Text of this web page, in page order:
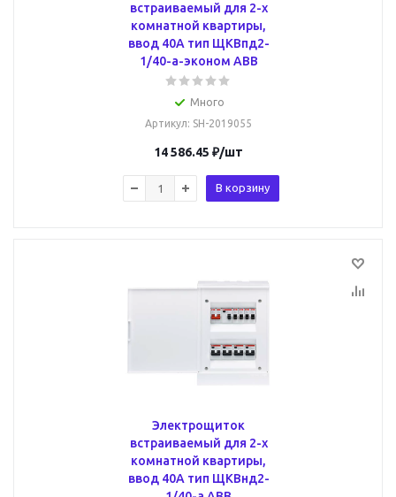
встраиваемый для 2-х
комнатной квартиры,
ввод 40А тип ЩКВпд2-
1/40-a-эконом ABB
Много
Артикул: SH-2019055
14 586.45 ₽/шт
В корзину
Электрощиток
встраиваемый для 2-х
комнатной квартиры,
ввод 40А тип ЩКВнд2-